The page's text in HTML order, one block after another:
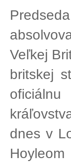
Veľkej
britskej
dnes v